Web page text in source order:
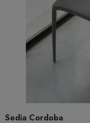
Sedia Cordoba